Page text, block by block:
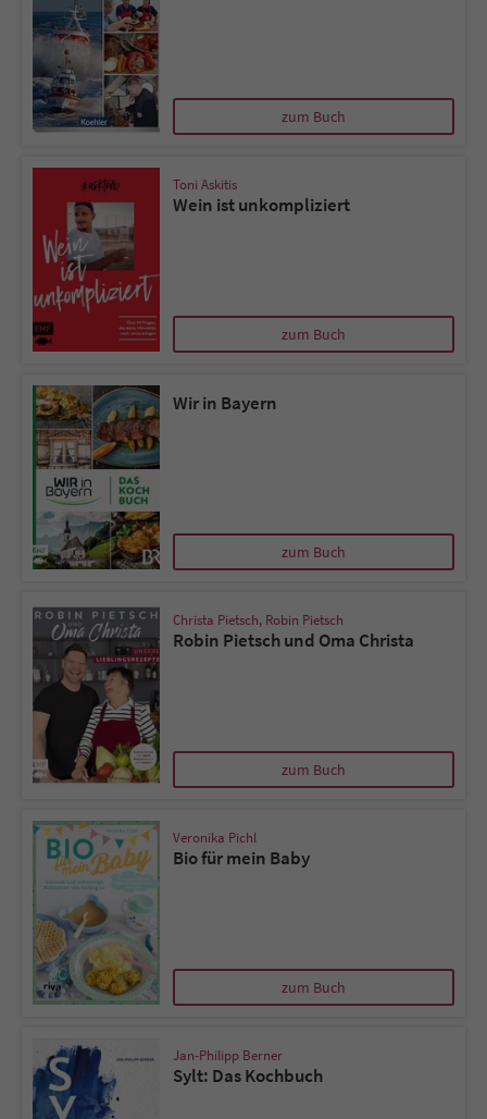
zum Buch
Toni Askitis
Wein ist unkompliziert
zum Buch
Wir in Bayern
zum Buch
Christa Pietsch, Robin Pietsch
Robin Pietsch und Oma Christa
zum Buch
Veronika Pichl
Bio für mein Baby
zum Buch
Jan-Philipp Berner
Sylt: Das Kochbuch